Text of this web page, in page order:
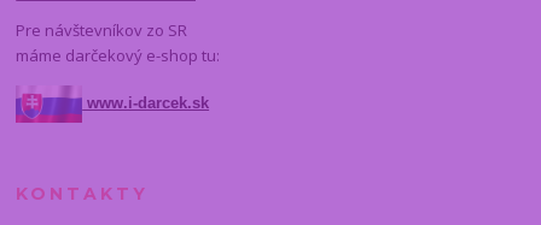
Pre návštevníkov zo SR
máme darčekový e-shop tu:
www.i-darcek.sk
KONTAKTY